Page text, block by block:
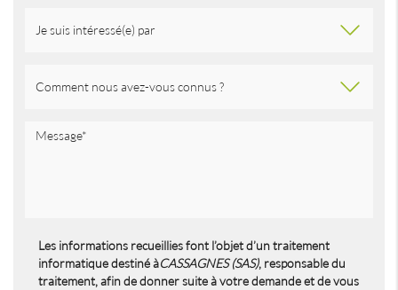
Les informations recueillies font l’objet d’un traitement
informatique destiné àCASSAGNES (SAS), responsable du
traitement, afin de donner suite à votre demande et de vous